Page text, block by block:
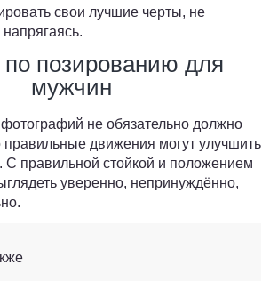
свои лучшие черты, не
позированию для
мужчин
не обязательно должно
движения могут улучшить
правильной стойкой и положением
уверенно, непринуждённо,